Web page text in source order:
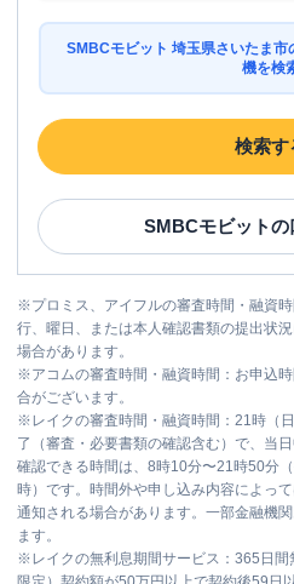
SMBCモビット 埼玉県さいたま市
機を検
検索す
SMBCモビットの
※プロミス、アイフルの審査時間・融資
行、曜日、または本人確認書類の提出状
場合があります。
※アコムの審査時間・融資時間：お申込
合がございます。
※ レイクの審査時間・融資時間：21時（
了（審査・必要書類の確認含む）で、当
確認できる時間は、8時10分〜21時50分
時）です。時間外や申し込み内容によっ
通知される場合があります。一部金融機
ます。
※ レイクの無利息期間サービス：365日